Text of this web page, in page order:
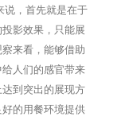
说，首先就是在于
影效果，只能展
来看，能够借助
人们的感官带来
到突出的展现方
的用餐环境提供